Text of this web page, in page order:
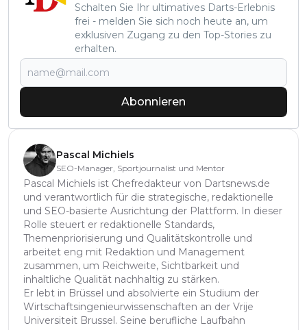
Schalten Sie Ihr ultimatives Darts-Erlebnis
frei - melden Sie sich noch heute an, um
exklusiven Zugang zu den Top-Stories zu
erhalten.
Abonnieren
Pascal Michiels
SEO-Manager, Sportjournalist und Mentor
Pascal Michiels ist Chefredakteur von Dartsnews.de
und verantwortlich für die strategische, redaktionelle
und SEO-basierte Ausrichtung der Plattform. In dieser
Rolle steuert er redaktionelle Standards,
Themenpriorisierung und Qualitätskontrolle und
arbeitet eng mit Redaktion und Management
zusammen, um Reichweite, Sichtbarkeit und
inhaltliche Qualität nachhaltig zu stärken.
Er lebt in Brüssel und absolvierte ein Studium der
Wirtschaftsingenieurwissenschaften an der Vrije
Universiteit Brussel. Seine berufliche Laufbahn